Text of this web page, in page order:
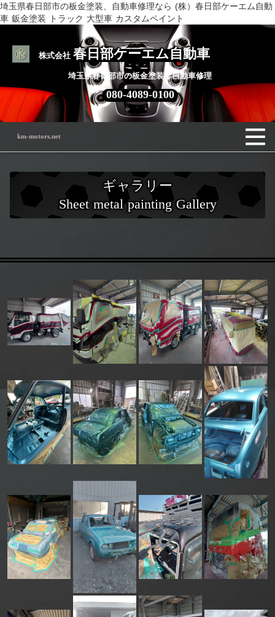
埼玉県春日部市の板金塗装、自動車修理なら (株）春日部ケーエム自動
車 鈑金塗装 トラック 大型車 カスタムペイント
株式会社 春日部ケーエム自動車
埼玉県春日部市の板金塗装・自動車修理
080-4089-0100
km-motors.net
ギャラリー
Sheet metal painting Gallery